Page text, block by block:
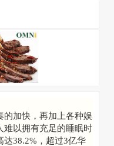
的加快，再加上各种娱
难以拥有充足的睡眠时
达38.2%，超过3亿华